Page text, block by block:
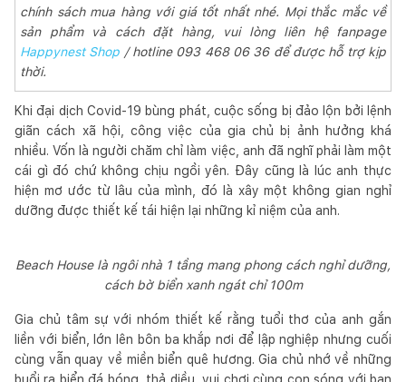
chính sách mua hàng với giá tốt nhất nhé. Mọi thắc mắc về
sản phẩm và cách đặt hàng, vui lòng liên hệ fanpage
Happynest Shop / hotline 093 468 06 36 để được hỗ trợ kịp
thời.
Khi đại dịch Covid-19 bùng phát, cuộc sống bị đảo lộn bởi lệnh
giãn cách xã hội, công việc của gia chủ bị ảnh hưởng khá
nhiều. Vốn là người chăm chỉ làm việc, anh đã nghĩ phải làm một
cái gì đó chứ không chịu ngồi yên. Đây cũng là lúc anh thực
hiện mơ ước từ lâu của mình, đó là xây một không gian nghỉ
dưỡng được thiết kế tái hiện lại những kỉ niệm của anh.
Beach House là ngôi nhà 1 tầng mang phong cách nghỉ dưỡng,
cách bờ biển xanh ngát chỉ 100m
Gia chủ tâm sự với nhóm thiết kế rằng tuổi thơ của anh gắn
liền với biển, lớn lên bôn ba khắp nơi để lập nghiệp nhưng cuối
cùng vẫn quay về miền biển quê hương. Gia chủ nhớ về những